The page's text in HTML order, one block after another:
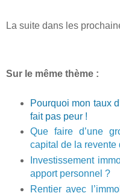
La suite dans les
Sur le même thème :
Pourquoi mon taux
fait pas peur !
Que faire d’une
capital de la
Investissement
apport personnel ?
Rentier avec